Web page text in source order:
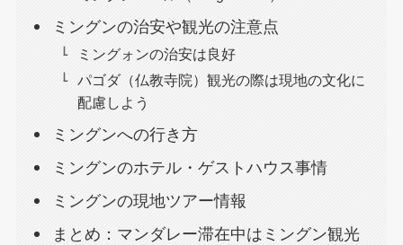
ミングンの治安や観光の注意点
ミングォンの治安は良好
パゴダ（仏教寺院）観光の際は現地の文化に
配慮しよう
ミングンへの行き方
ミングンのホテル・ゲストハウス事情
ミングンの現地ツアー情報
まとめ：マンダレー滞在中はミングン観光